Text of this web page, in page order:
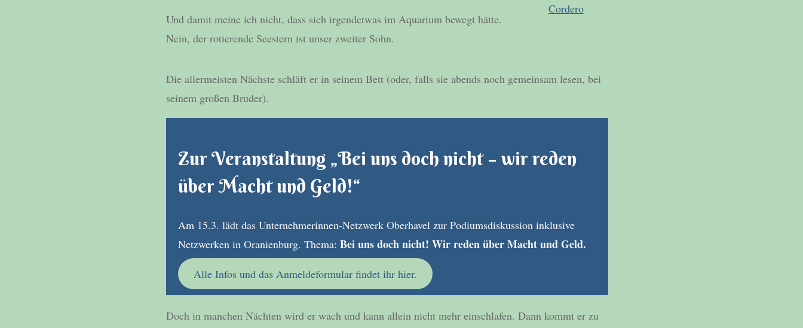
Und damit meine ich nicht, dass sich irgendetwas im Aquarium bewegt hätte.
Nein, der rotierende Seestern ist unser zweiter Sohn.
Cordero
Die allermeisten Nächste schläft er in seinem Bett (oder, falls sie abends noch gemeinsam lesen, bei
seinem großen Bruder).
Zur Veranstaltung „Bei uns doch nicht – wir reden
über Macht und Geld!“
Am 15.3. lädt das Unternehmerinnen-Netzwerk Oberhavel zur Podiumsdiskussion inklusive
Netzwerken in Oranienburg. Thema: Bei uns doch nicht! Wir reden über Macht und Geld.
Alle Infos und das Anmeldeformular findet ihr hier.
Doch in manchen Nächten wird er wach und kann allein nicht mehr einschlafen. Dann kommt er zu